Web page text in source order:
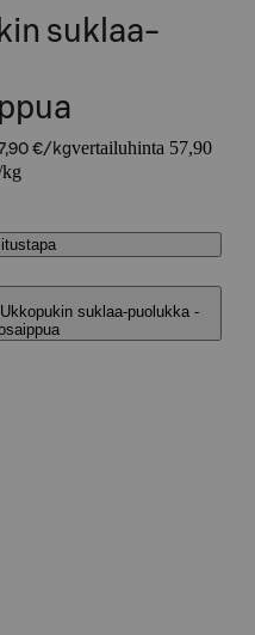
suklaa-
€/kgvertailuhinta 57,90
suklaa-puolukka -